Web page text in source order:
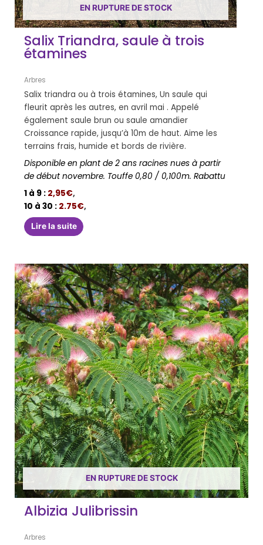
EN RUPTURE DE STOCK
Salix Triandra, saule à trois
étamines
Arbres
Salix triandra ou à trois étamines, Un saule qui
fleurit après les autres, en avril mai . Appelé
également saule brun ou saule amandier
Croissance rapide, jusqu’à 10m de haut. Aime les
terrains frais, humide et bords de rivière.
Disponible en plant de 2 ans racines nues à partir
de début novembre. Touffe 0,80 / 0,100m. Rabattu
1 à 9 : 2,95€,
10 à 30 : 2.75€,
Lire la suite
EN RUPTURE DE STOCK
Albizia Julibrissin
Arbres